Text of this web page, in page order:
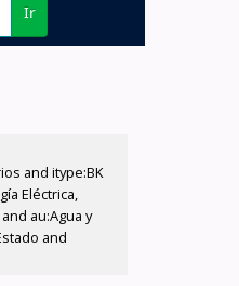
Ir
and itype:BK
Eléctrica,
au:Agua y
and